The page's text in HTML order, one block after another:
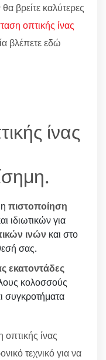
βρείτε καλύτερες
οπτικής ίνας
βλέπετε εδώ
ίνας
πιστοποίηση
ιδιωτικών για
ινών και στο
σας.
εκατοντάδες
κολοσσούς
συγκροτήματα
ίνας
τεχνικό για να